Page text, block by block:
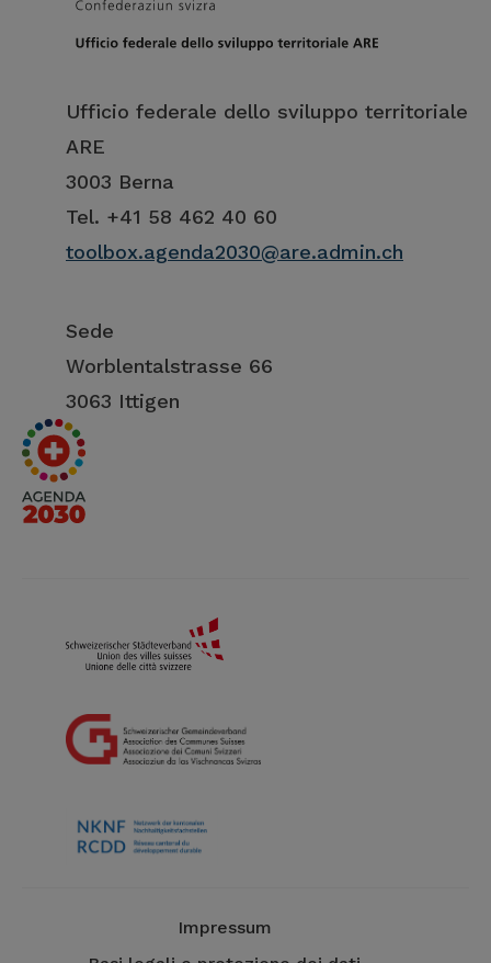
Ufficio federale dello sviluppo territoriale
ARE
3003 Berna
Tel. +41 58 462 40 60
toolbox.agenda2030@are.admin.ch
Sede
Worblentalstrasse 66
3063 Ittigen
Impressum